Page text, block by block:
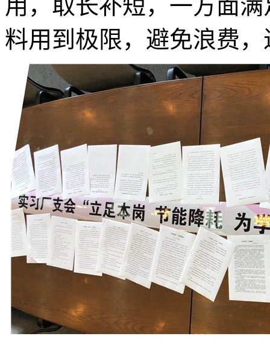
用，取长补短，一方面
料用到极限，避免浪费